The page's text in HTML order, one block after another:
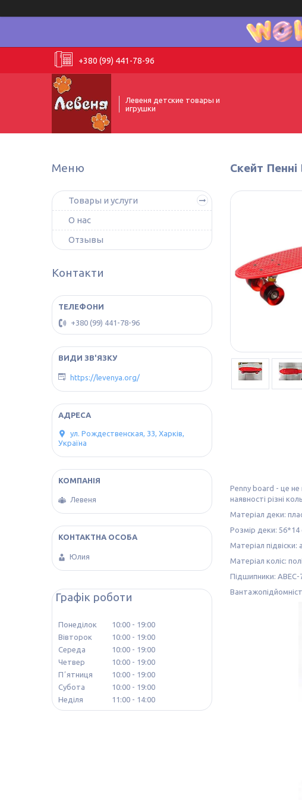
+380 (99) 441-78-96
Левеня детские товары и
игрушки
Скейт
Penny board - це не
наявності різні
Матеріал деки:
Розмір деки:
Матеріал підвіски:
Матеріал коліс:
Підшипники: ABEC-
Товары и услуги
О нас
Отзывы
Контакти
+380 (99) 441-78-96
https://levenya.org/
ул. Рождественская, 33, Харків,
Україна
Левеня
Юлия
Графік роботи
Понеділок 10:00
19:00
Вівторок
10:00
19:00
Середа
10:00
19:00
Четвер
10:00
19:00
Пʼятниця
10:00
19:00
Субота
10:00
19:00
Неділя
11:00 14:00